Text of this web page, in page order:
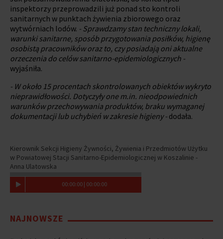
inspektorzy przeprowadzili już ponad sto kontroli
sanitarnych w punktach żywienia zbiorowego oraz
wytwórniach lodów. - Sprawdzamy stan techniczny lokali,
warunki sanitarne, sposób przygotowania posiłków, higienę
osobistą pracowników oraz to, czy posiadają oni aktualne
orzeczenia do celów sanitarno-epidemiologicznych -
wyjaśniła.
- W około 15 procentach skontrolowanych obiektów wykryto
nieprawidłowości. Dotyczyły one m.in. nieodpowiednich
warunków przechowywania produktów, braku wymaganej
dokumentacji lub uchybień w zakresie higieny - dodała.
Kierownik Sekcji Higieny Żywności, Żywienia i Przedmiotów Użytku
w Powiatowej Stacji Sanitarno-Epidemiologicznej w Koszalinie -
Anna Ulatowska
00:00:00 | 00:00:00
NAJNOWSZE